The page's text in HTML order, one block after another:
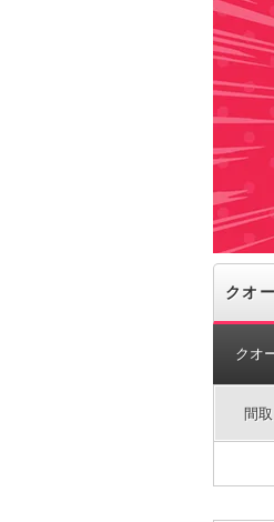
クオ
クオ
間